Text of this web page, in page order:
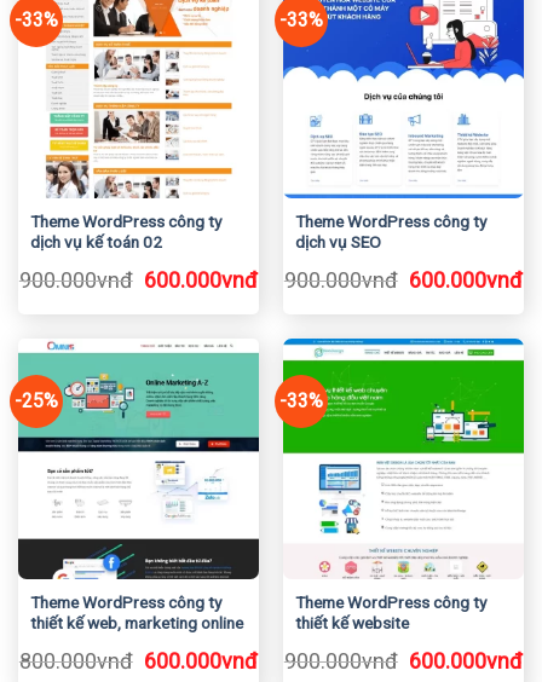
-33%
Theme WordPress công ty
dịch vụ kế toán 02
900.000vnđ Giá
là:
900.000vnđ.
600.000vnđGiá
600.000vnđ.
-33%
Theme WordPress công ty
dịch vụ SEO
900.000vnđ Giá
là:
900.000vnđ.
600.000vnđ
là:
-25%
Theme WordPress công ty
thiết kế web, marketing online
800.000vnđ Giá
600.000vnđGiá
-33%
Theme WordPress công ty
thiết kế website
900.000vnđ Giá
600.000vnđ